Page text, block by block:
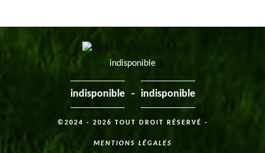
indisponible
indisponible - indisponible
©2024 - 2026 TOUT DROIT RÉSERVÉ -
MENTIONS LÉGALES